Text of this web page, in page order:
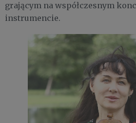
grającym na współczesnym
instrumencie.